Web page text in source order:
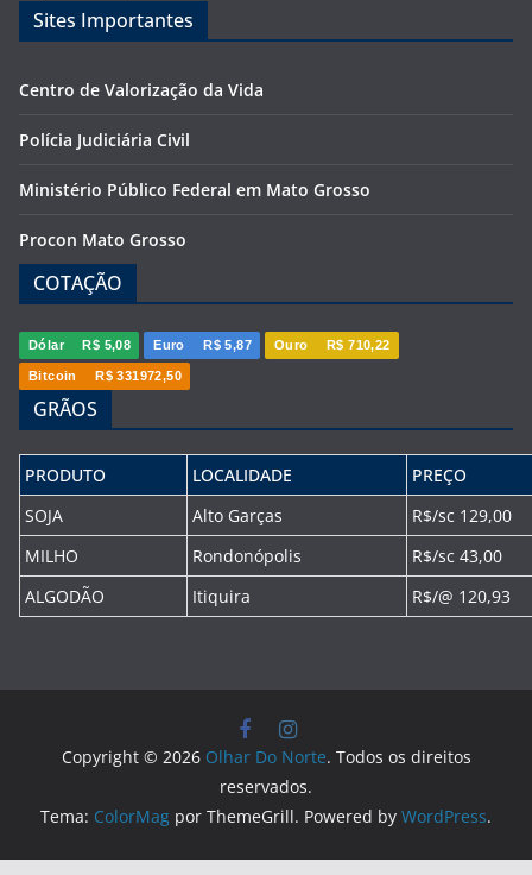
Sites Importantes
Centro de Valorização da Vida
Polícia Judiciária Civil
Ministério Público Federal em Mato Grosso
Procon Mato Grosso
COTAÇÃO
Dólar R$ 5,08 Euro R$ 5,87 Ouro R$ 710,22
Bitcoin R$ 331972,50
GRÃOS
PRODUTO LOCALIDADE
PREÇO
SOJA
Alto Garças
R$/sc 129,00
MILHO
Rondonópolis
R$/sc 43,00
ALGODÃO
Itiquira R$/@ 120,93
Copyright © 2026 Olhar Do Norte. Todos os direitos
reservados.
Tema: ColorMag por ThemeGrill. Powered by WordPress.